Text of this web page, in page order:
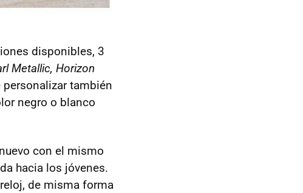
disponibles, 3
Metallic, Horizon
personalizar también
negro o blanco
con el mismo
hacia los jóvenes.
de misma forma